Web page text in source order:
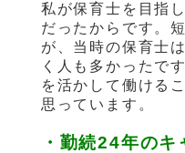
私が保育士を目指
だったからです。
が、当時の保育士
く人も多かったで
を活かして働ける
思っています。
・勤続24年のキ